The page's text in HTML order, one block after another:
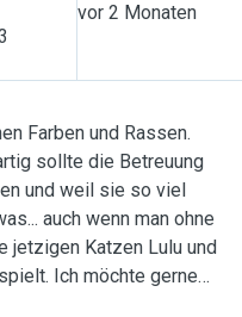
vor 2 Monaten
Farben und Rassen.
sollte die Betreuung
und weil sie so viel
auch wenn man ohne
jetzigen Katzen Lulu und
Ich möchte gerne
der Abwesenheit